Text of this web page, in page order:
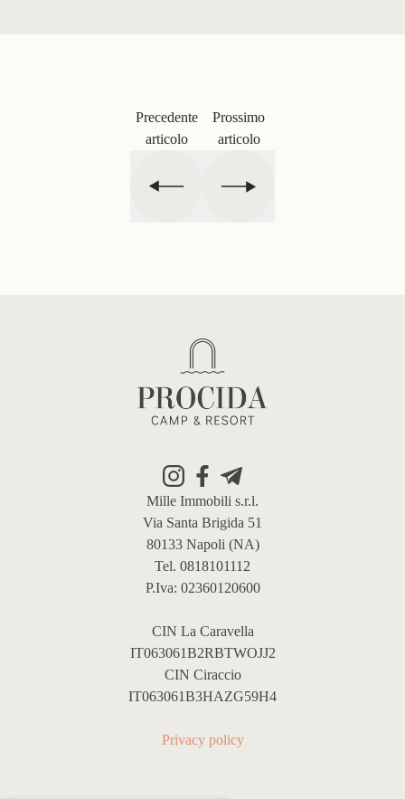
Precedente
articolo
Prossimo
articolo
Mille Immobili s.r.l.
Via Santa Brigida 51
80133 Napoli (NA)
Tel. 0818101112
P.Iva: 02360120600
CIN La Caravella
IT063061B2RBTWOJJ2
CIN Ciraccio
IT063061B3HAZG59H4
Privacy policy